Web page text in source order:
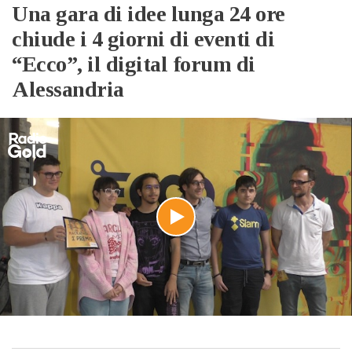
Una gara di idee lunga 24 ore
chiude i 4 giorni di eventi di
“Ecco”, il digital forum di
Alessandria